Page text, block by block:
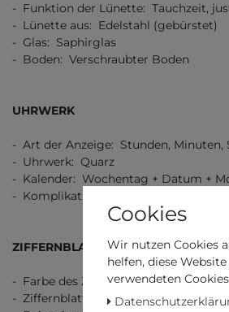
- Funktion der Lünette: Tauchzeit,
- Lünette aus: Edelstahl (gebürstet)
- Glas: Saphirglas
- Boden: Verschraubter Boden
UHRWERK
- Art der Anzeige: Stunden, Minuten,
- Uhrwerk: Quarz
- Kalender: Wochentag + Datum +
- Komplikationen: -
ZIFFERNBLATT
- Farbe des Ziffernblatts: Perlmutt
- Ziffernblatt Stil: Glatt
Cookies
Wir nutzen Cookies
helfen, diese
verwendeten